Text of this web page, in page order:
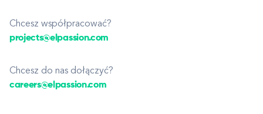
Chcesz współpracować?
projects@elpassion.com
Chcesz do nas dołączyć?
careers@elpassion.com